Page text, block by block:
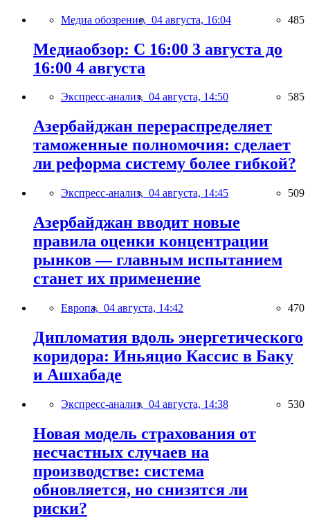
Медиа обозрение, 04 августа, 16:04 485
Медиаобзор: С 16:00 3 августа до
16:00 4 августа
Экспресс-анализ, 04 августа, 14:50 585
Азербайджан перераспределяет
таможенные полномочия: сделает
ли реформа систему более гибкой?
Экспресс-анализ, 04 августа, 14:45 509
Азербайджан вводит новые
правила оценки концентрации
рынков — главным испытанием
станет их применение
Европа, 04 августа, 14:42 470
Дипломатия вдоль энергетического
коридора: Иньяцио Кассис в Баку
и Ашхабаде
Экспресс-анализ, 04 августа, 14:38 530
Новая модель страхования от
несчастных случаев на
производстве: система
обновляется, но снизятся ли
риски?